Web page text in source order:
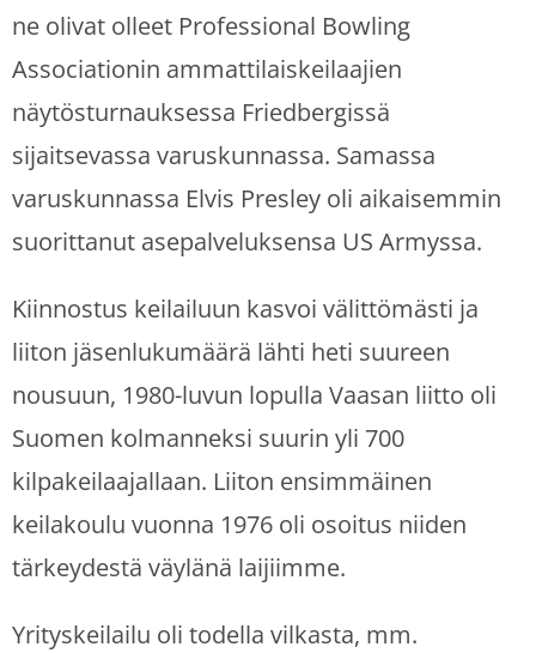
ne olivat olleet Professional Bowling
Associationin ammattilaiskeilaajien
näytösturnauksessa Friedbergissä
sijaitsevassa varuskunnassa. Samassa
varuskunnassa Elvis Presley oli aikaisemmin
suorittanut asepalveluksensa US Armyssa.
Kiinnostus keilailuun kasvoi välittömästi ja
liiton jäsenlukumäärä lähti heti suureen
nousuun, 1980-luvun lopulla Vaasan liitto oli
Suomen kolmanneksi suurin yli 700
kilpakeilaajallaan. Liiton ensimmäinen
keilakoulu vuonna 1976 oli osoitus niiden
tärkeydestä väylänä laijiimme.
Yrityskeilailu oli todella vilkasta, mm.